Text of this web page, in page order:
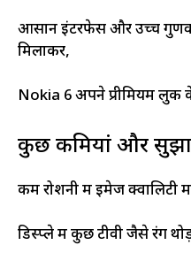
आसान इंटरफेस और उच्च
मिलाकर,
Nokia 6 अपने प्रीमियम लुक
कुछ कमियां और
कम रोशनी में इमेज क्वालिटी
डिस्प्ले में कुछ टीवी जैसे रंग